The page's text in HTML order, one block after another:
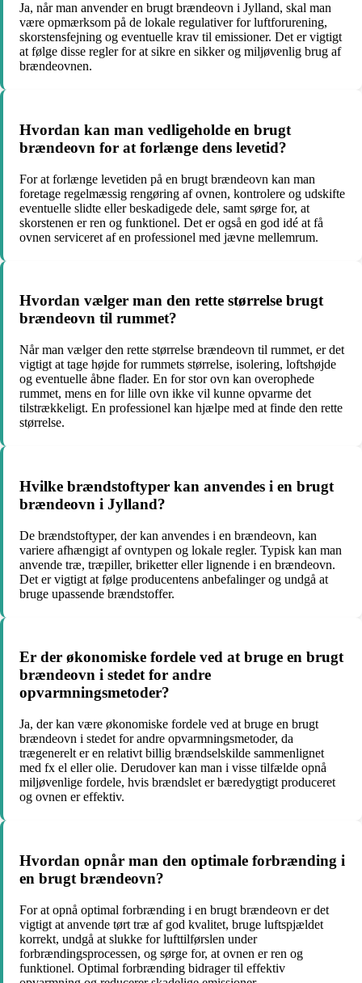
Ja, når man anvender en brugt brændeovn i Jylland, skal man
være opmærksom på de lokale regulativer for luftforurening,
skorstensfejning og eventuelle krav til emissioner. Det er vigtigt
at følge disse regler for at sikre en sikker og miljøvenlig brug af
brændeovnen.
Hvordan kan man vedligeholde en brugt
brændeovn for at forlænge dens levetid?
For at forlænge levetiden på en brugt brændeovn kan man
foretage regelmæssig rengøring af ovnen, kontrolere og udskifte
eventuelle slidte eller beskadigede dele, samt sørge for, at
skorstenen er ren og funktionel. Det er også en god idé at få
ovnen serviceret af en professionel med jævne mellemrum.
Hvordan vælger man den rette størrelse brugt
brændeovn til rummet?
Når man vælger den rette størrelse brændeovn til rummet, er det
vigtigt at tage højde for rummets størrelse, isolering, loftshøjde
og eventuelle åbne flader. En for stor ovn kan overophede
rummet, mens en for lille ovn ikke vil kunne opvarme det
tilstrækkeligt. En professionel kan hjælpe med at finde den rette
størrelse.
Hvilke brændstoftyper kan anvendes i en brugt
brændeovn i Jylland?
De brændstoftyper, der kan anvendes i en brændeovn, kan
variere afhængigt af ovntypen og lokale regler. Typisk kan man
anvende træ, træpiller, briketter eller lignende i en brændeovn.
Det er vigtigt at følge producentens anbefalinger og undgå at
bruge upassende brændstoffer.
Er der økonomiske fordele ved at bruge en brugt
brændeovn i stedet for andre
opvarmningsmetoder?
Ja, der kan være økonomiske fordele ved at bruge en brugt
brændeovn i stedet for andre opvarmningsmetoder, da
trægenerelt er en relativt billig brændselskilde sammenlignet
med fx el eller olie. Derudover kan man i visse tilfælde opnå
miljøvenlige fordele, hvis brændslet er bæredygtigt produceret
og ovnen er effektiv.
Hvordan opnår man den optimale forbrænding i
en brugt brændeovn?
For at opnå optimal forbrænding i en brugt brændeovn er det
vigtigt at anvende tørt træ af god kvalitet, bruge luftspjældet
korrekt, undgå at slukke for lufttilførslen under
forbrændingsprocessen, og sørge for, at ovnen er ren og
funktionel. Optimal forbrænding bidrager til effektiv